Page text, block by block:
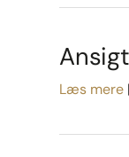
Læs mere